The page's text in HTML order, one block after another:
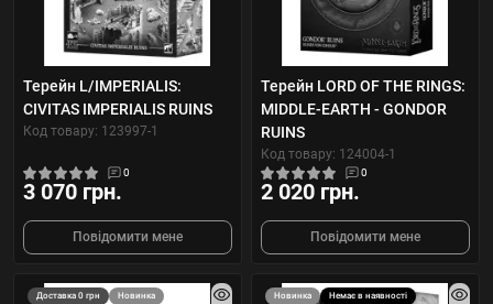
Терейн L/IMPERIALIS:
CIVITAS IMPERIALIS RUINS
Код товару: 123997-1
0
3 070 грн.
Повідомити мене
Терейн LORD OF THE RINGS:
MIDDLE-EARTH - GONDOR
RUINS
Код товару: 124004-1
0
2 020 грн.
Повідомити мене
Доставка 0 грн
Новинка
Новинка Немає в наявності